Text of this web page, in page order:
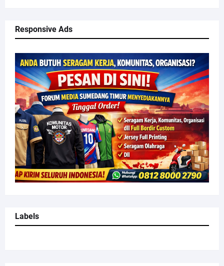
Responsive Ads
Labels